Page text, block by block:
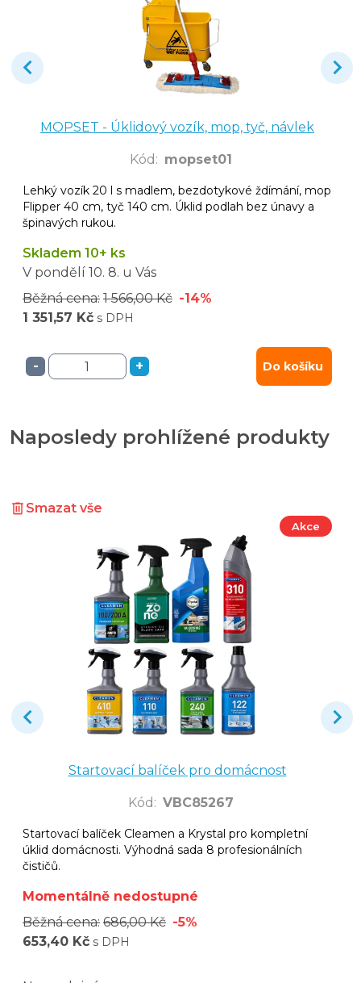
MOPSET - Úklidový vozík, mop, tyč, návlek
Kód : mopset01
Lehký vozík 20 l s madlem, bezdotykové ždímání, mop
Flipper 40 cm, tyč 140 cm. Úklid podlah bez únavy a
špinavých rukou.
Skladem 10+ ks
V pondělí 10. 8. u Vás
Běžná cena: 1 566,00 Kč -14%
1 351,57 Kč s DPH
- + Do košíku
Naposledy prohlížené produkty
Smazat vše
Akce
Startovací balíček pro domácnost
Kód : VBC85267
Startovací balíček Cleamen a Krystal pro kompletní
úklid domácnosti. Výhodná sada 8 profesionálních
čističů.
Momentálně nedostupné
Běžná cena: 686,00 Kč -5%
653,40 Kč s DPH